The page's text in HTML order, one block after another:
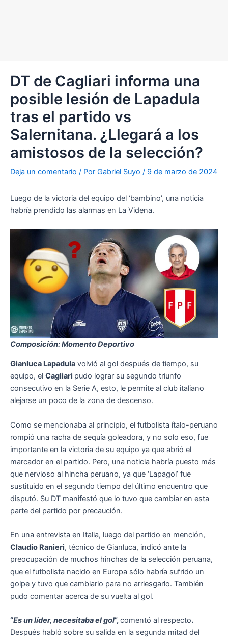
DT de Cagliari informa una
posible lesión de Lapadula
tras el partido vs
Salernitana. ¿Llegará a los
amistosos de la selección?
Deja un comentario / Por Gabriel Suyo / 9 de marzo de 2024
Luego de la victoria del equipo del ‘bambino’, una noticia
habría prendido las alarmas en La Videna.
Composición: Momento Deportivo
Gianluca Lapadula volvió al gol después de tiempo, su
equipo, el Cagliari pudo lograr su segundo triunfo
consecutivo en la Serie A, esto, le permite al club italiano
alejarse un poco de la zona de descenso.
Como se mencionaba al principio, el futbolista ítalo-peruano
rompió una racha de sequía goleadora, y no solo eso, fue
importante en la victoria de su equipo ya que abrió el
marcador en el partido. Pero, una noticia habría puesto más
que nervioso al hincha peruano, ya que ‘Lapagol’ fue
sustituido en el segundo tiempo del último encuentro que
disputó. Su DT manifestó que lo tuvo que cambiar en esta
parte del partido por precaución.
En una entrevista en Italia, luego del partido en mención,
Claudio Ranieri, técnico de Gianluca, indicó ante la
preocupación de muchos hinchas de la selección peruana,
que el futbolista nacido en Europa sólo habría sufrido un
golpe y tuvo que cambiarlo para no arriesgarlo. También
pudo comentar acerca de su vuelta al gol.
“Es un líder, necesitaba el gol”,comentó al respecto.
Después habló sobre su salida en la segunda mitad del